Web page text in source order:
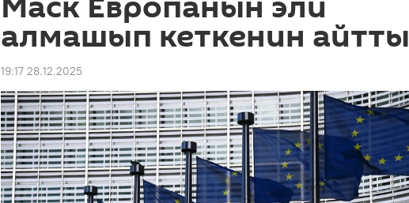
алмашып кеткенин айтты
19:17 28.12.2025